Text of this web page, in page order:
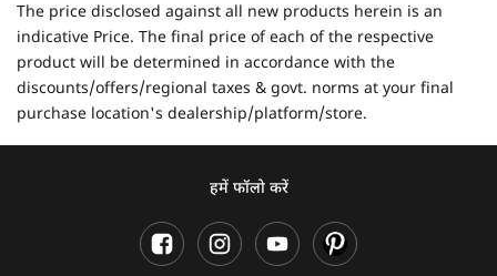
The price disclosed against all new products herein is an
indicative Price. The final price of each of the respective
product will be determined in accordance with the
discounts/offers/regional taxes & govt. norms at your final
purchase location's dealership/platform/store.
हमें फॉलो करें